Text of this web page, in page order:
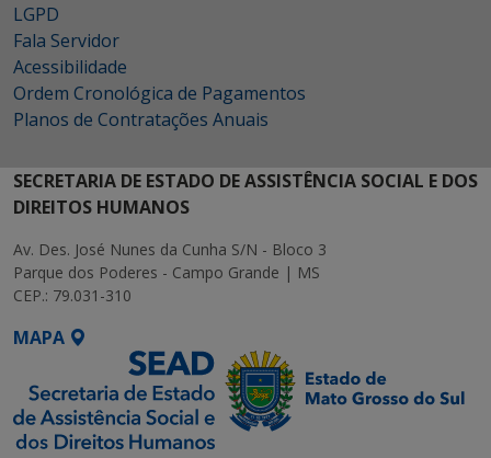
LGPD
Fala Servidor
Acessibilidade
Ordem Cronológica de Pagamentos
Planos de Contratações Anuais
SECRETARIA DE ESTADO DE ASSISTÊNCIA SOCIAL E DOS
DIREITOS HUMANOS
Av. Des. José Nunes da Cunha S/N - Bloco 3
Parque dos Poderes - Campo Grande | MS
CEP.: 79.031-310
MAPA